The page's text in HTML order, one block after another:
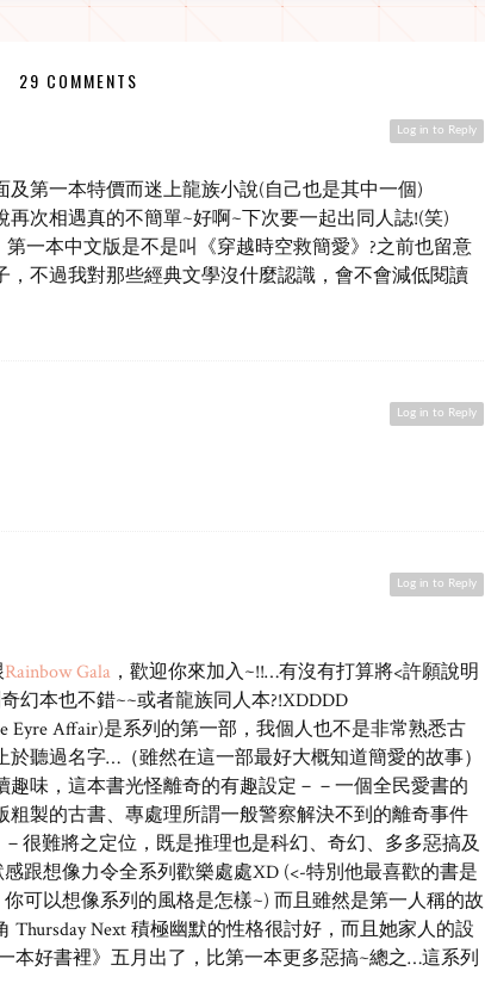
29 COMMENTS
Log in to Reply
第一本特價而迷上龍族小說(自己也是其中一個)
次相遇真的不簡單~好啊~下次要一起出同人誌!(笑)
第一本中文版是不是叫《穿越時空救簡愛》?之前也留意
，不過我對那些經典文學沒什麼認識，會不會減低閱讀
Log in to Reply
Log in to Reply
Rainbow Gala ，歡迎你來加入~!!…有沒有打算將<許願說明
幻本也不錯~~或者龍族同人本?!XDDDD
Eyre Affair)是系列的第一部，我個人也不是非常熟悉古
聽過名字…（雖然在這一部最好大概知道簡愛的故事）
趣味，這本書光怪離奇的有趣設定－－一個全民愛書的
粗製的古書、專處理所謂一般警察解決不到的離奇事件
很難將之定位，既是推理也是科幻、奇幻、多多惡搞及
跟想像力令全系列歡樂處處XD (<-特別他最喜歡的書是
你可以想像系列的風格是怎樣~) 而且雖然是第一人稱的故
Thursday Next 積極幽默的性格很討好，而且她家人的設
本好書裡》五月出了，比第一本更多惡搞~總之…這系列